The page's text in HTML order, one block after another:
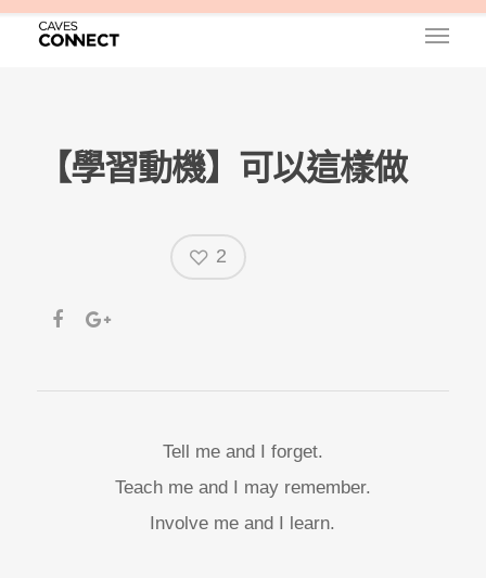
【學習動機】可以這樣做
2
Tell me and I forget.
Teach me and I may remember.
Involve me and I learn.